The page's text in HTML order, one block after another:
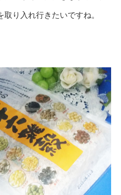
り入れ行きたいですね。